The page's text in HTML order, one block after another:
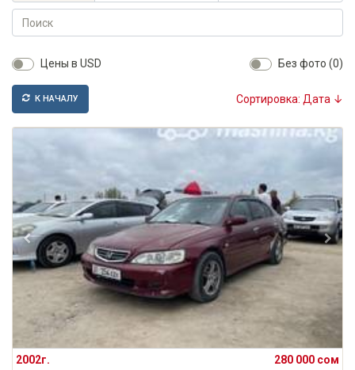
Поиск
Цены в USD Без фото (0)
К НАЧАЛУ Сортировка: Дата ↓
2002г.
280 000 сом